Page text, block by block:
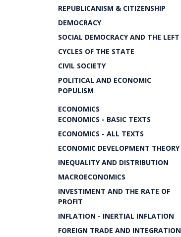
REPUBLICANISM & CITIZENSHIP
DEMOCRACY
SOCIAL DEMOCRACY AND THE LEFT
CYCLES OF THE STATE
CIVIL SOCIETY
POLITICAL AND ECONOMIC
POPULISM
ECONOMICS
ECONOMICS - BASIC TEXTS
ECONOMICS - ALL TEXTS
ECONOMIC DEVELOPMENT THEORY
INEQUALITY AND DISTRIBUTION
MACROECONOMICS
INVESTIMENT AND THE RATE OF
PROFIT
INFLATION - INERTIAL INFLATION
FOREIGN TRADE AND INTEGRATION